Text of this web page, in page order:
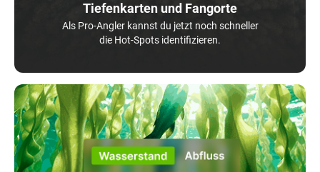
Tiefenkarten und Fangorte
Als Pro-Angler kannst du jetzt noch schneller
die Hot-Spots identifizieren.